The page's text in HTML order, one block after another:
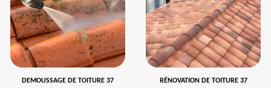
DEMOUSSAGE DE TOITURE 37 RÉNOVATION DE TOITURE 37